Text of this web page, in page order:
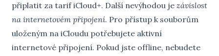
připlatit za tarif iCloud+. Další nevýhodou je závislost
na internetovém připojení. Pro přístup k souborům
uloženým na iCloudu potřebujete aktivní
internetové připojení. Pokud jste offline, nebudete